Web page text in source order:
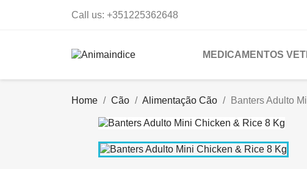
Call us: +351225362648
MEDICAMENTOS
Home Cão Alimentação Cão Banters Adulto